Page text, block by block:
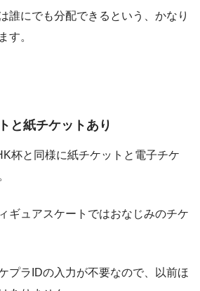
誰にでも分配できるという、かなり
す。
と紙チケットあり
杯と同様に紙チケットと電子チケ
ギュアスケートではおなじみのチケ
プラIDの入力が不要なので、以前ほ